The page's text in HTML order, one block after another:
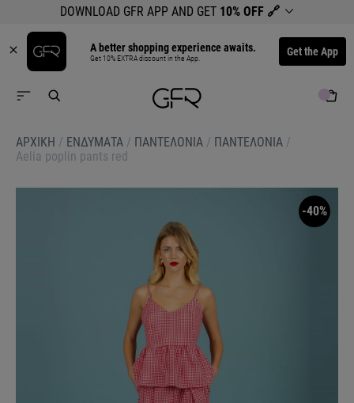
DOWNLOAD GFR APP AND GET 10% OFF 🔗
A better shopping experience awaits.
Get 10% EXTRA discount in the App. Get the App
ΑΡΧΙΚΉ / ΕΝΔΥΜΑΤΑ / ΠΑΝΤΕΛΟΝΙΑ / ΠΑΝΤΕΛΟΝΙΑ /
Aelia poplin pants red
-40%